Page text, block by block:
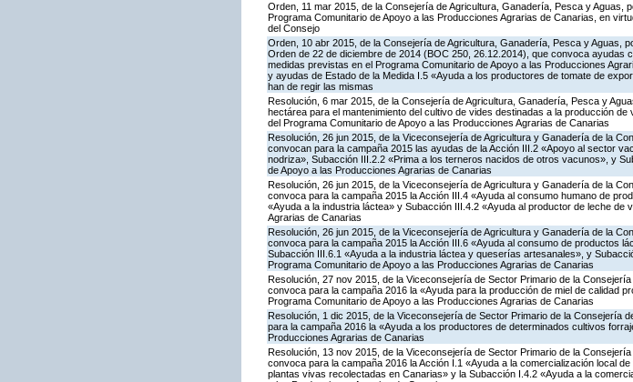
Orden, 11 mar 2015, de la Consejería de Agricultura, Ganadería, Pesca y Aguas,
Programa Comunitario de Apoyo a las Producciones Agrarias de Canarias, en
del Consejo
Orden, 10 abr 2015, de la Consejería de Agricultura, Ganadería, Pesca y Aguas,
Orden de 22 de diciembre de 2014 (BOC 250, 26.12.2014), que convoca ayudas
medidas previstas en el Programa Comunitario de Apoyo a las Producciones
y ayudas de Estado de la Medida I.5 «Ayuda a los productores de tomate de
han de regir las mismas
Resolución, 6 mar 2015, de la Consejería de Agricultura, Ganadería, Pesca y
hectárea para el mantenimiento del cultivo de vides destinadas a la producción
del Programa Comunitario de Apoyo a las Producciones Agrarias de Canarias
Resolución, 26 jun 2015, de la Viceconsejería de Agricultura y Ganadería de la
convocan para la campaña 2015 las ayudas de la Acción III.2 «Apoyo al sector
nodriza», Subacción III.2.2 «Prima a los terneros nacidos de otros vacunos», y
de Apoyo a las Producciones Agrarias de Canarias
Resolución, 26 jun 2015, de la Viceconsejería de Agricultura y Ganadería de la
convoca para la campaña 2015 la Acción III.4 «Ayuda al consumo humano de
«Ayuda a la industria láctea» y Subacción III.4.2 «Ayuda al productor de leche de
Agrarias de Canarias
Resolución, 26 jun 2015, de la Viceconsejería de Agricultura y Ganadería de la
convoca para la campaña 2015 la Acción III.6 «Ayuda al consumo de productos
Subacción III.6.1 «Ayuda a la industria láctea y queserías artesanales», y
Programa Comunitario de Apoyo a las Producciones Agrarias de Canarias
Resolución, 27 nov 2015, de la Viceconsejería de Sector Primario de la
convoca para la campaña 2016 la «Ayuda para la producción de miel de calidad
Programa Comunitario de Apoyo a las Producciones Agrarias de Canarias
Resolución, 1 dic 2015, de la Viceconsejería de Sector Primario de la Consejería
para la campaña 2016 la «Ayuda a los productores de determinados cultivos
Producciones Agrarias de Canarias
Resolución, 13 nov 2015, de la Viceconsejería de Sector Primario de la
convoca para la campaña 2016 la Acción I.1 «Ayuda a la comercialización local
plantas vivas recolectadas en Canarias» y la Subacción I.4.2 «Ayuda a la